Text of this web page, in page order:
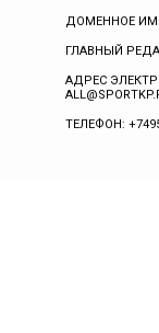
ДОМЕННОЕ ИМЯ
ГЛАВНЫЙ
АДРЕС
ТЕЛЕФОН: